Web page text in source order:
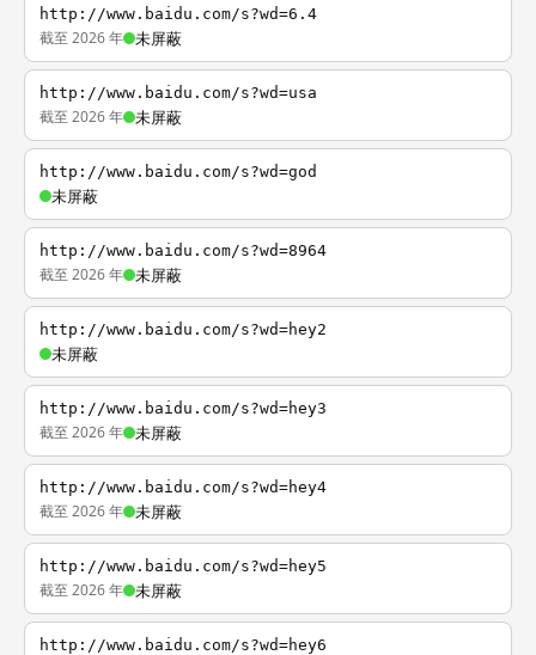
http://www.baidu.com/s?wd=6.4
截至 2026 年 未屏蔽
http://www.baidu.com/s?wd=usa
截至 2026 年 未屏蔽
http://www.baidu.com/s?wd=god
未屏蔽
http://www.baidu.com/s?wd=8964
截至 2026 年 未屏蔽
http://www.baidu.com/s?wd=hey2
未屏蔽
http://www.baidu.com/s?wd=hey3
截至 2026 年 未屏蔽
http://www.baidu.com/s?wd=hey4
截至 2026 年 未屏蔽
http://www.baidu.com/s?wd=hey5
截至 2026 年 未屏蔽
http://www.baidu.com/s?wd=hey6